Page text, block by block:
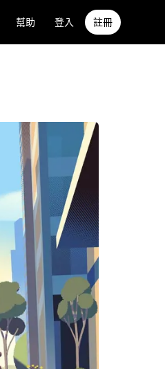
幫助 登入 註冊